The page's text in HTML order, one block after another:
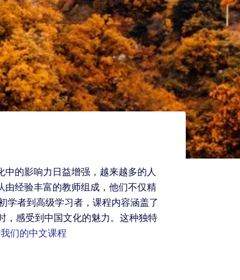
的影响力日益增强，越来越多的人
由经验丰富的教师组成，他们不仅精
学者到高级学习者，课程内容涵盖了
，感受到中国文化的魅力。这种独特
们的中文课程